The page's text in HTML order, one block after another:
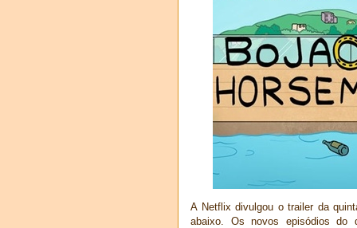
A Netflix divulgou o trailer da
abaixo. Os novos episódios do